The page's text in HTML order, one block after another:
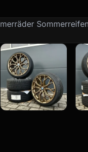
Winterräder & Felgen